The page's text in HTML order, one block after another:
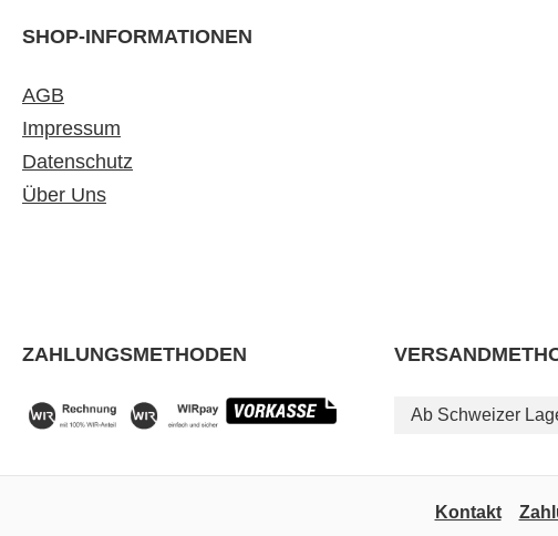
SHOP-INFORMATIONEN
AGB
Impressum
Datenschutz
Über Uns
ZAHLUNGSMETHODEN
Ab Schweizer
Kontakt